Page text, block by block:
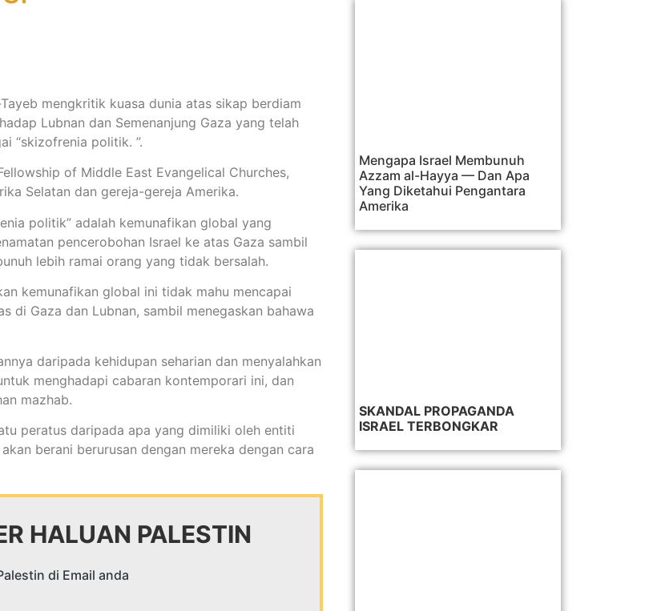
mengkritik kuasa dunia atas sikap berdiam
Lubnan dan Semenanjung Gaza yang telah
“skizofrenia politik. ”.
of Middle East Evangelical Churches,
Selatan dan gereja-gereja Amerika.
politik” adalah kemunafikan global yang
pencerobohan Israel ke atas Gaza sambil
lebih ramai orang yang tidak bersalah.
kemunafikan global ini tidak mahu mencapai
di Gaza dan Lubnan, sambil menegaskan bahawa
daripada kehidupan seharian dan menyalahkan
menghadapi cabaran kontemporari ini, dan
mazhab.
peratus daripada apa yang dimiliki oleh entiti
berani berurusan dengan mereka dengan cara
HALUAN PALESTIN
di Email anda
Mengapa Israel Membunuh
Azzam al-Hayya — Dan Apa
Yang Diketahui Pengantara
Amerika
SKANDAL PROPAGANDA
ISRAEL TERBONGKAR